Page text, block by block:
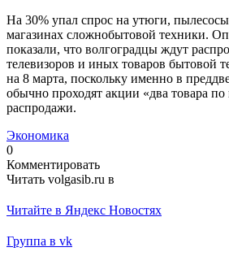
На 30% упал спрос на утюги,
магазинах сложнобытовой техники.
показали, что волгоградцы ждут
телевизоров и иных товаров бытовой
на 8 марта, поскольку именно в
обычно проходят акции «два товара
распродажи.
Экономика
0
Комментировать
Читать volgasib.ru в
Читайте в Яндекс Новостях
Группа в vk